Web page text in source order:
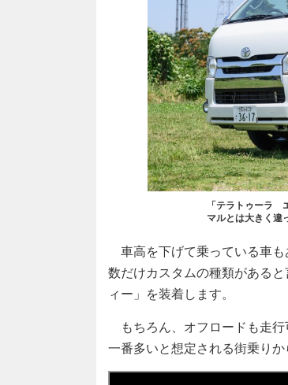
「テラトゥーラ
マルとは大きく違
車高を下げて乗っている車
数だけカスタムの種類がある
ィー」を装着します。
もちろん、オフロードも走行
一番多いと想定される街乗り